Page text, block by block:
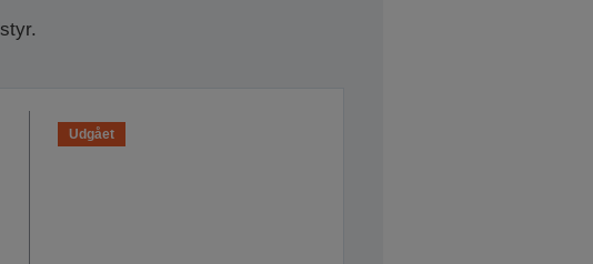
Udgået